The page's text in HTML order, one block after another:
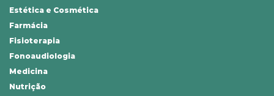
Estética e Cosmética
Farmácia
Fisioterapia
Fonoaudiologia
Medicina
Nutrição